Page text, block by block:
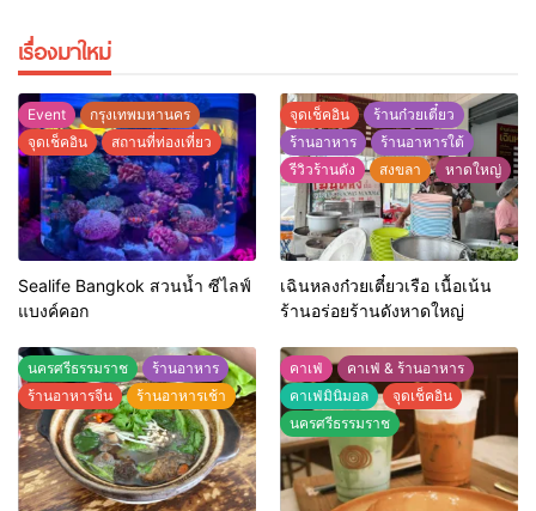
เรื่องมาใหม่
Event
กรุงเทพมหานคร
จุดเช็คอิน
สถานที่ท่องเที่ยว
Sealife Bangkok สวนน้ำ ซีไลฟ์
แบงค์คอก
จุดเช็คอิน
ร้านก๋วยเตี๋ยว
ร้านอาหาร
ร้านอาหารใต้
รีวิวร้านดัง
สงขลา หาดใหญ่
เฉินหลงก๋วยเตี๋ยวเรือ เนื้อเน้น
ร้านอร่อยร้านดังหาดใหญ่
นครศรีธรรมราช
ร้านอาหาร
ร้านอาหารจีน
ร้านอาหารเช้า
คาเฟ่
คาเฟ่ & ร้านอาหาร
คาเฟ่มินิมอล
จุดเช็คอิน
นครศรีธรรมราช